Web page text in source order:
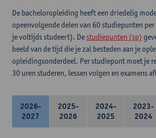
De bacheloropleiding heeft een driedelig
opeenvolgende delen van 60 studiepunten
je voltijds studeert). De studiepunten (sp)
beeld van de tijd die je zal besteden aan je
opleidingsonderdeel. Per studiepunt moet je
30 uren studeren, lessen volgen en examens
2026-
2027
2025-
2026
2024-
2025
2023-
2024